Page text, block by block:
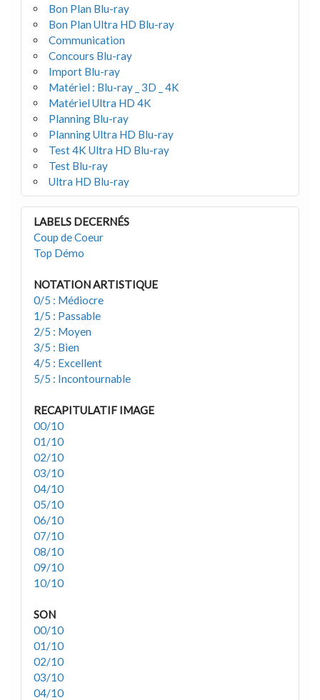
Bon Plan Blu-ray
Bon Plan Ultra HD Blu-ray
Communication
Concours Blu-ray
Import Blu-ray
Matériel : Blu-ray _ 3D _ 4K
Matériel Ultra HD 4K
Planning Blu-ray
Planning Ultra HD Blu-ray
Test 4K Ultra HD Blu-ray
Test Blu-ray
Ultra HD Blu-ray
LABELS DECERNÉS
Coup de Coeur
Top Démo
NOTATION ARTISTIQUE
0/5 : Médiocre
1/5 : Passable
2/5 : Moyen
3/5 : Bien
4/5 : Excellent
5/5 : Incontournable
RECAPITULATIF IMAGE
00/10
01/10
02/10
03/10
04/10
05/10
06/10
07/10
08/10
09/10
10/10
SON
00/10
01/10
02/10
03/10
04/10